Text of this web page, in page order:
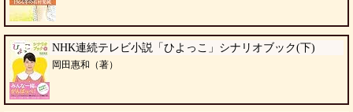
NHK連続テレビ小説「ひよっこ」シナリオブック(下)
岡田惠和（著）